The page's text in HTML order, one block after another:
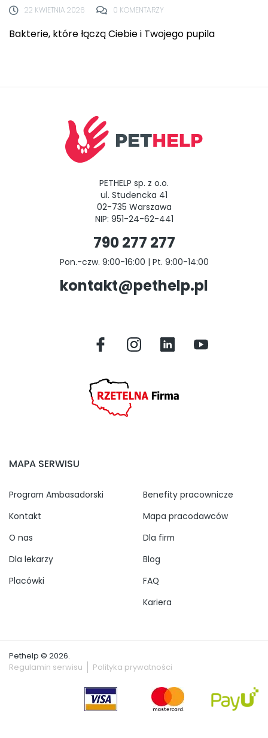
22 KWIETNIA 2026 0 KOMENTARZY
Bakterie, które łączą Ciebie i Twojego pupila
PETHELP sp. z o.o.
ul. Studencka 41
02-735 Warszawa
NIP: 951-24-62-441
790 277 277
Pon.-czw. 9:00-16:00 | Pt. 9:00-14:00
kontakt@pethelp.pl
MAPA SERWISU
Program Ambasadorski
Kontakt
O nas
Dla lekarzy
Placówki
Benefity pracownicze
Mapa pracodawców
Dla firm
Blog
FAQ
Kariera
Pethelp © 2026.
Regulamin serwisu
Polityka prywatności